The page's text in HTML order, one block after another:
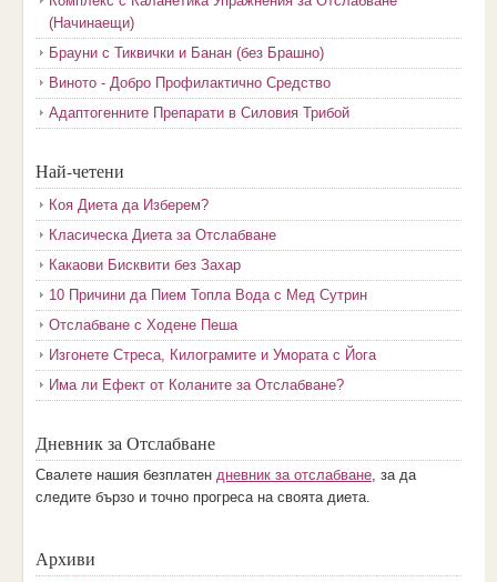
(Начинаещи)
Брауни с Тиквички и Банан (без Брашно)
Виното - Добро Профилактично Средство
Адаптогенните Препарати в Силовия Трибой
Най-четени
Коя Диета да Изберем?
Класическа Диета за Отслабване
Какаови Бисквити без Захар
10 Причини да Пием Топла Вода с Мед Сутрин
Отслабване с Ходене Пеша
Изгонете Стреса, Килограмите и Умората с Йога
Има ли Ефект от Коланите за Отслабване?
Дневник за Отслабване
Свалете нашия безплатен дневник за отслабване, за да
следите бързо и точно прогреса на своята диета.
Архиви